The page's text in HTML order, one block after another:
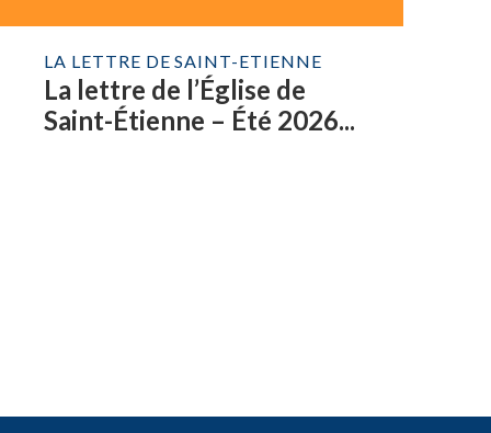
LA LETTRE DE SAINT-ETIENNE
La lettre de l’Église de
Saint-Étienne – Été 2026...